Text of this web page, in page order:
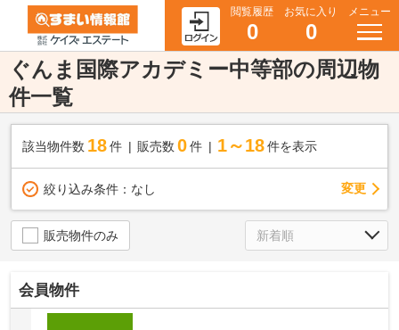
閲覧履歴
0
お気に入り
0
メニュー
ぐんま国際アカデミー中等部の周辺物
件一覧
該当物件数 18件 販売数 0 件 1～18 件を表示
絞り込み条件： なし 変更
販売物件のみ
会員物件